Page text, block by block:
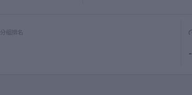
分組排名